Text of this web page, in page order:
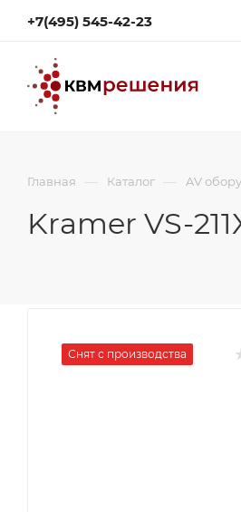
+7(495) 545-42-23
Главная — Каталог — AV
Kramer VS-
Снят с производства